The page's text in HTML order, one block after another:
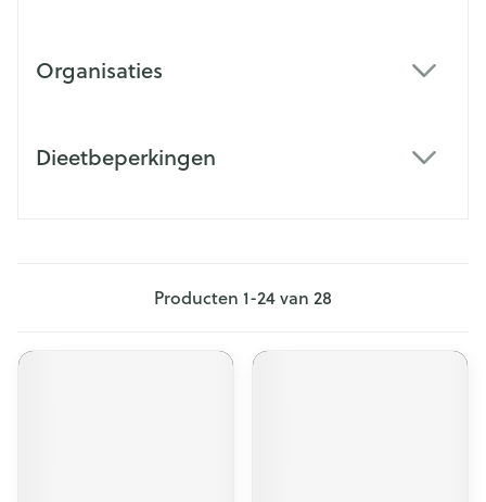
Organisaties
Dieetbeperkingen
Producten 1-24van 28